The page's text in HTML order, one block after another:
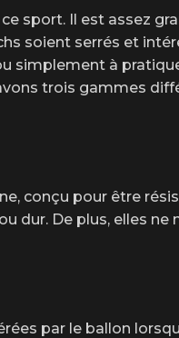
sport. Il est assez
soient serrés et
simplement à
trois gammes
conçu pour être
dur. De plus, elles
par le ballon